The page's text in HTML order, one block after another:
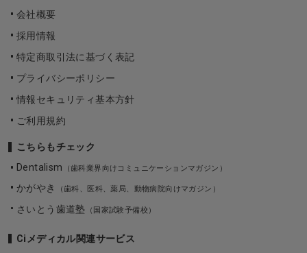
会社概要
採用情報
特定商取引法に基づく表記
プライバシーポリシー
情報セキュリティ基本方針
ご利用規約
こちらもチェック
Dentalism
（歯科業界向けコミュニケーションマガジン）
かがやき （歯科、医科、薬局、動物病院向けマガジン）
さいとう歯道塾 （国家試験予備校）
Ciメディカル関連サービス